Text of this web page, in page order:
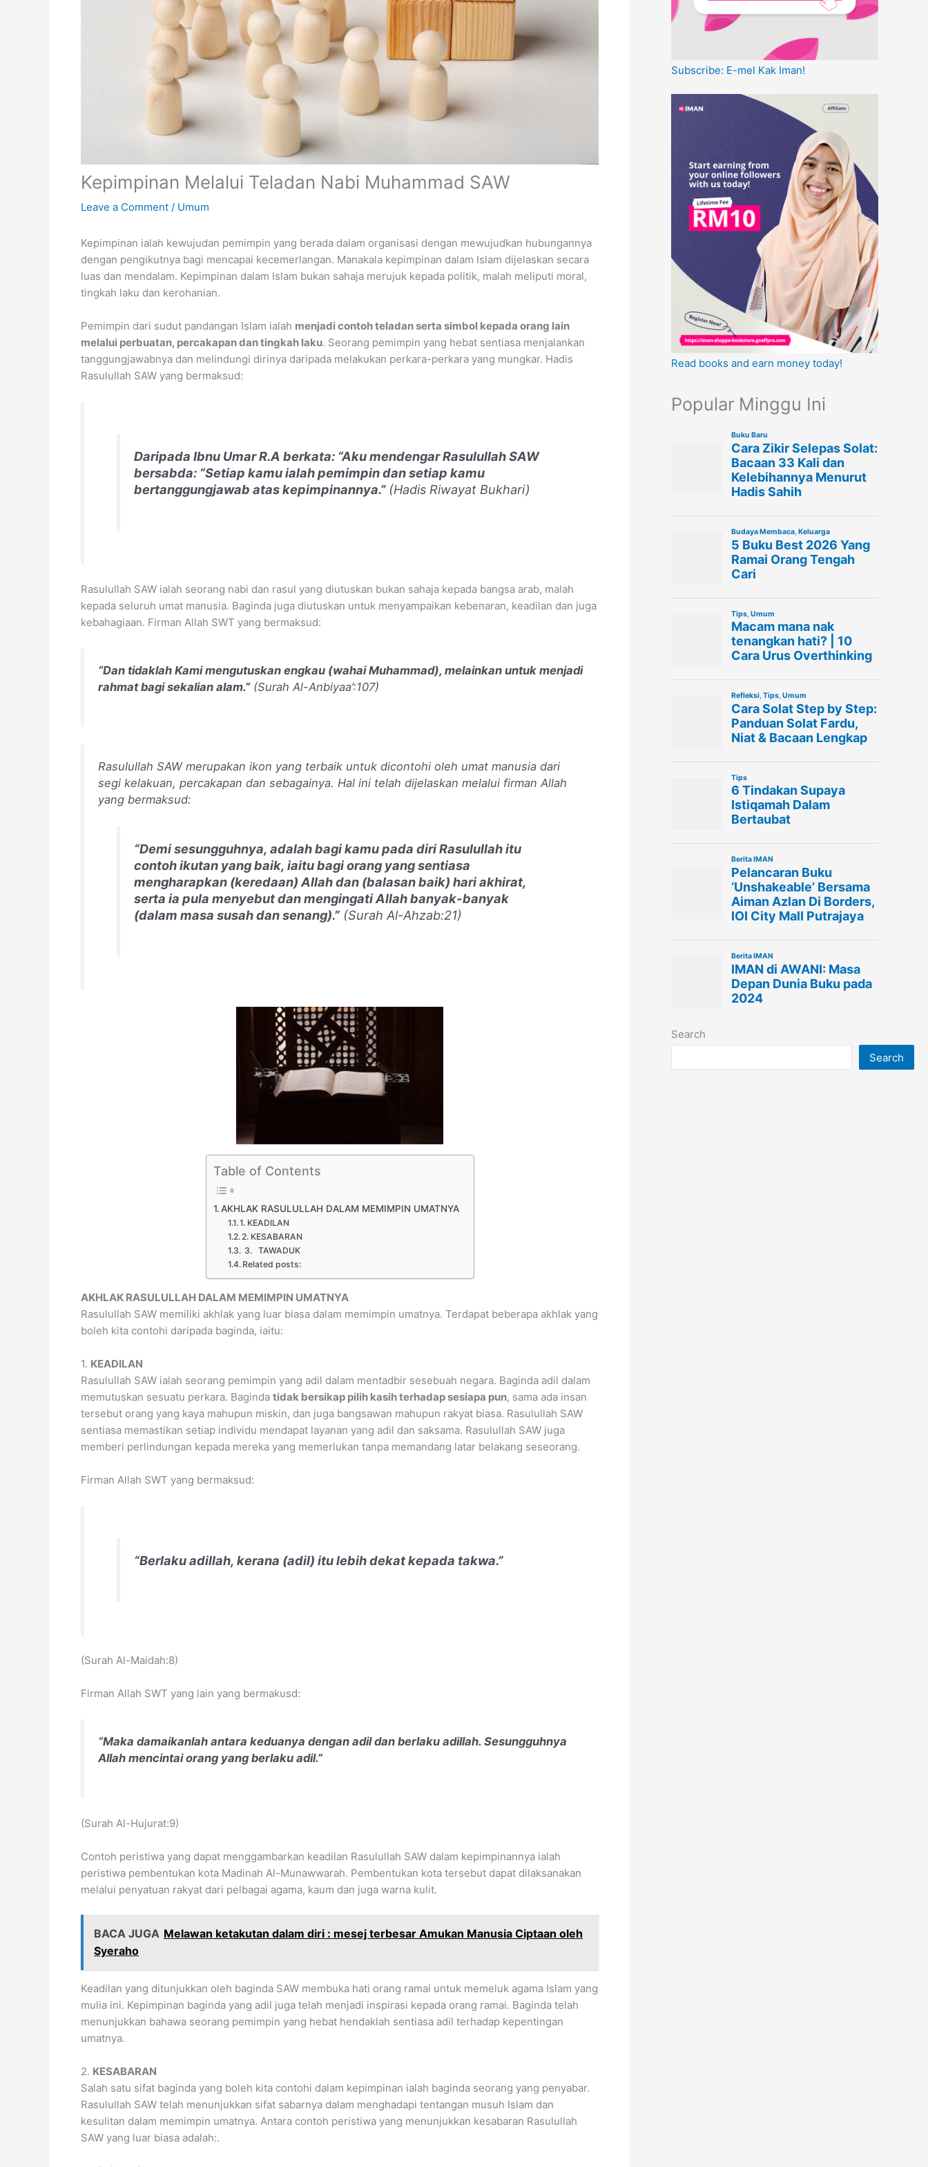
Kepimpinan Melalui Teladan Nabi Muhammad SAW
Leave a Comment / Umum
Kepimpinan ialah kewujudan pemimpin yang berada dalam organisasi dengan mewujudkan hubungannya
dengan pengikutnya bagi mencapai kecemerlangan. Manakala kepimpinan dalam Islam dijelaskan secara
luas dan mendalam. Kepimpinan dalam Islam bukan sahaja merujuk kepada politik, malah meliputi moral,
tingkah laku dan kerohanian.
Pemimpin dari sudut pandangan Islam ialah menjadi contoh teladan serta simbol kepada orang lain
melalui perbuatan, percakapan dan tingkah laku. Seorang pemimpin yang hebat sentiasa menjalankan
tanggungjawabnya dan melindungi dirinya daripada melakukan perkara-perkara yang mungkar. Hadis
Rasulullah SAW yang bermaksud:
Daripada Ibnu Umar R.A berkata: “Aku mendengar Rasulullah SAW
bersabda: “Setiap kamu ialah pemimpin dan setiap kamu
bertanggungjawab atas kepimpinannya.” (Hadis Riwayat Bukhari)
Rasulullah SAW ialah seorang nabi dan rasul yang diutuskan bukan sahaja kepada bangsa arab, malah
kepada seluruh umat manusia. Baginda juga diutuskan untuk menyampaikan kebenaran, keadilan dan juga
kebahagiaan. Firman Allah SWT yang bermaksud:
“Dan tidaklah Kami mengutuskan engkau (wahai Muhammad), melainkan untuk menjadi
rahmat bagi sekalian alam.”(Surah Al-Anbiyaa’:107)
Rasulullah SAW merupakan ikon yang terbaik untuk dicontohi oleh umat manusia dari
segi kelakuan, percakapan dan sebagainya. Hal ini telah dijelaskan melalui firman Allah
yang bermaksud:
“Demi sesungguhnya, adalah bagi kamu pada diri Rasulullah itu
contoh ikutan yang baik, iaitu bagi orang yang sentiasa
mengharapkan (keredaan) Allah dan (balasan baik) hari akhirat,
serta ia pula menyebut dan mengingati Allah banyak-banyak
(dalam masa susah dan senang).” (Surah Al-Ahzab:21)
Table of Contents
AKHLAK RASULULLAH DALAM MEMIMPIN UMATNYA
1. KEADILAN
2. KESABARAN
3. TAWADUK
Related posts:
AKHLAK RASULULLAH DALAM MEMIMPIN UMATNYA
Rasulullah SAW memiliki akhlak yang luar biasa dalam memimpin umatnya. Terdapat beberapa akhlak yang
boleh kita contohi daripada baginda, iaitu:
1. KEADILAN
Rasulullah SAW ialah seorang pemimpin yang adil dalam mentadbir sesebuah negara. Baginda adil dalam
memutuskan sesuatu perkara. Baginda tidak bersikap pilih kasih terhadap sesiapa pun, sama ada insan
tersebut orang yang kaya mahupun miskin, dan juga bangsawan mahupun rakyat biasa. Rasulullah SAW
sentiasa memastikan setiap individu mendapat layanan yang adil dan saksama. Rasulullah SAW juga
memberi perlindungan kepada mereka yang memerlukan tanpa memandang latar belakang seseorang.
Firman Allah SWT yang bermaksud:
“Berlaku adillah, kerana (adil) itu lebih dekat kepada takwa.”
(Surah Al-Maidah:8)
Firman Allah SWT yang lain yang bermakusd:
“Maka damaikanlah antara keduanya dengan adil dan berlaku adillah. Sesungguhnya
Allah mencintai orang yang berlaku adil.”
(Surah Al-Hujurat:9)
Contoh peristiwa yang dapat menggambarkan keadilan Rasulullah SAW dalam kepimpinannya ialah
peristiwa pembentukan kota Madinah Al-Munawwarah. Pembentukan kota tersebut dapat dilaksanakan
melalui penyatuan rakyat dari pelbagai agama, kaum dan juga warna kulit.
BACA JUGA Melawan ketakutan dalam diri : mesej terbesar Amukan Manusia Ciptaan oleh
Syeraho
Keadilan yang ditunjukkan oleh baginda SAW membuka hati orang ramai untuk memeluk agama Islam yang
mulia ini. Kepimpinan baginda yang adil juga telah menjadi inspirasi kepada orang ramai. Baginda telah
menunjukkan bahawa seorang pemimpin yang hebat hendaklah sentiasa adil terhadap kepentingan
umatnya.
2. KESABARAN
Salah satu sifat baginda yang boleh kita contohi dalam kepimpinan ialah baginda seorang yang penyabar.
Rasulullah SAW telah menunjukkan sifat sabarnya dalam menghadapi tentangan musuh Islam dan
kesulitan dalam memimpin umatnya. Antara contoh peristiwa yang menunjukkan kesabaran Rasulullah
SAW yang luar biasa adalah:.
Subscribe: E-mel Kak Iman!
Read books and earn money today!
Popular Minggu Ini
Search
Search